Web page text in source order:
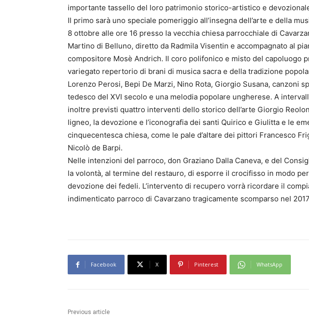
importante tassello del loro patrimonio storico-artistico e
Il primo sarà uno speciale pomeriggio all’insegna dell’arte e della
8 ottobre alle ore 16 presso la vecchia chiesa parrocchiale di
Martino di Belluno, diretto da Radmila Visentin e accompagnato al
compositore Mosè Andrich. Il coro polifonico e misto del capoluogo
variegato repertorio di brani di musica sacra e della tradizione
Lorenzo Perosi, Bepi De Marzi, Nino Rota, Giorgio Susana, canzoni
tedesco del XVI secolo e una melodia popolare ungherese. A
inoltre previsti quattro interventi dello storico dell’arte Giorgio
ligneo, la devozione e l’iconografia dei santi Quirico e Giulitta e le
cinquecentesca chiesa, come le pale d’altare dei pittori Francesco
Nicolò de Barpi.
Nelle intenzioni del parroco, don Graziano Dalla Caneva, e del
la volontà, al termine del restauro, di esporre il crocifisso in modo
devozione dei fedeli. L’intervento di recupero vorrà ricordare il
indimenticato parroco di Cavarzano tragicamente scomparso nel
Facebook X Pinterest WhatsApp
Previous article